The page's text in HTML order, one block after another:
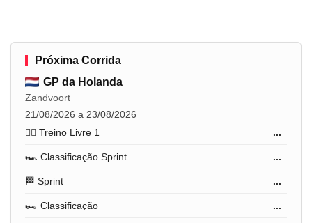
Próxima Corrida
GP da Holanda
Zandvoort
21/08/2026 a 23/08/2026
🏋️‍♂️ Treino Livre 1
...
🏎️ Classificação Sprint ...
🏁 Sprint ...
🏎️ Classificação ...